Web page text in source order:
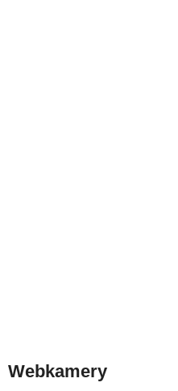
Webkamery